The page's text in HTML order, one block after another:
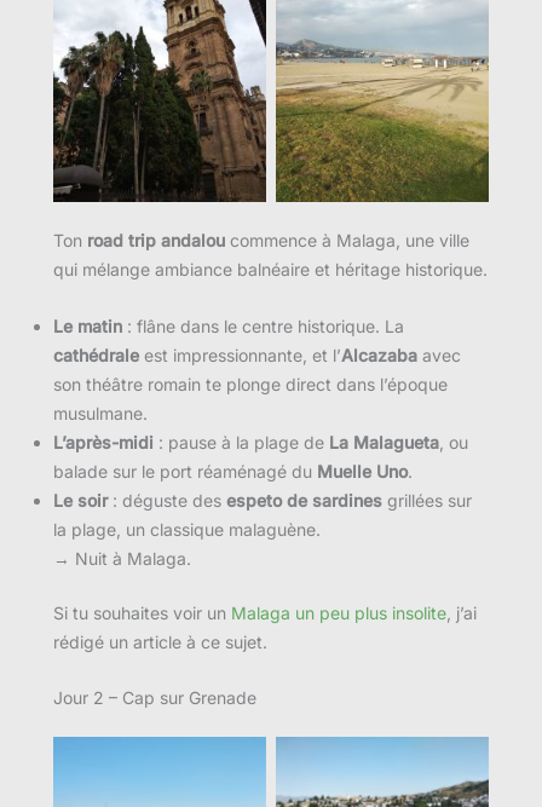
Aucune légende Aucune légende
Ton road trip andalou commence à Malaga, une ville
qui mélange ambiance balnéaire et héritage historique.
Le matin : flâne dans le centre historique. La
cathédrale est impressionnante, et l’Alcazaba avec
son théâtre romain te plonge direct dans l’époque
musulmane.
L’après-midi : pause à la plage de La Malagueta , ou
balade sur le port réaménagé du Muelle Uno.
Le soir: déguste des espeto de sardines grillées sur
la plage, un classique malaguène.
→ Nuit à Malaga.
Si tu souhaites voir un Malaga un peu plus insolite , j’ai
rédigé un article à ce sujet.
Jour 2 – Cap sur Grenade